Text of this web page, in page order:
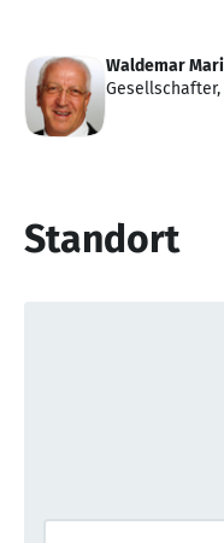
Waldemar
Standort